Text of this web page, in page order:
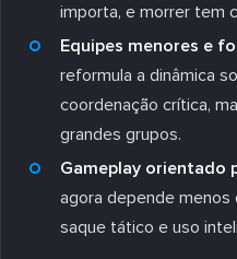
importa, e morrer tem
Equipes menores e
reformula a dinâmica
coordenação crítica,
grandes grupos.
Gameplay orientado
agora depende menos
saque tático e uso